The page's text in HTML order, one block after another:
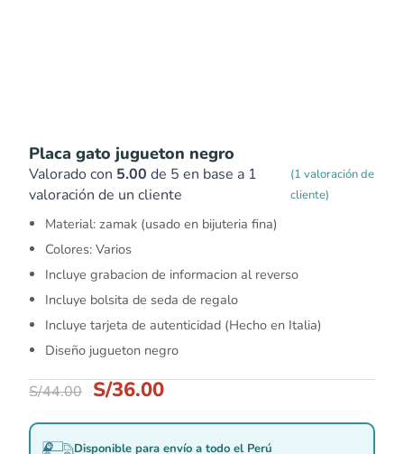
Placa gato jugueton negro
Valorado con 5.00 de 5 en base a 1
valoración de un cliente
(1 valoración de
cliente)
Material: zamak (usado en bijuteria fina)
Colores: Varios
Incluye grabacion de informacion al reverso
Incluye bolsita de seda de regalo
Incluye tarjeta de autenticidad (Hecho en Italia)
Diseño jugueton negro
S/44.00 S/36.00
Disponible para envío a todo el Perú